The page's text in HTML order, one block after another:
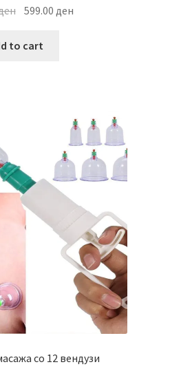
Original
was:
599.00ден
to cart
со 12 вендузи